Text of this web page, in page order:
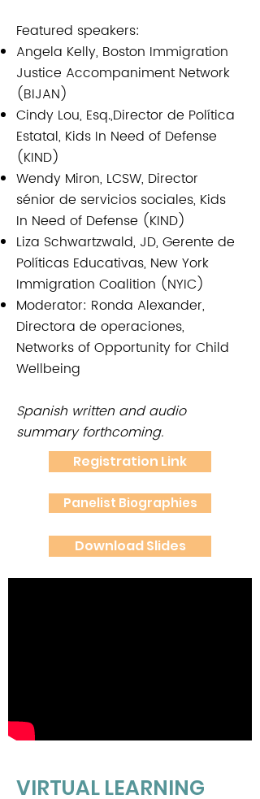
Featured speakers:​​
Angela Kelly, Boston Immigration
Justice Accompaniment Network
(BIJAN)
Cindy Lou, Esq.,Director de Política
Estatal, Kids In Need of Defense
(KIND)
Wendy Miron, LCSW, Director
sénior de servicios sociales, Kids
In Need of Defense (KIND)
Liza Schwartzwald, JD, Gerente de
Políticas Educativas, New York
Immigration Coalition (NYIC)
Moderator: Ronda Alexander,
Directora de operaciones,
Networks of Opportunity for Child
Wellbeing
Spanish written and audio
summary forthcoming.
Registration Link
Panelist Biographies
Download Slides
VIRTUAL LEARNING